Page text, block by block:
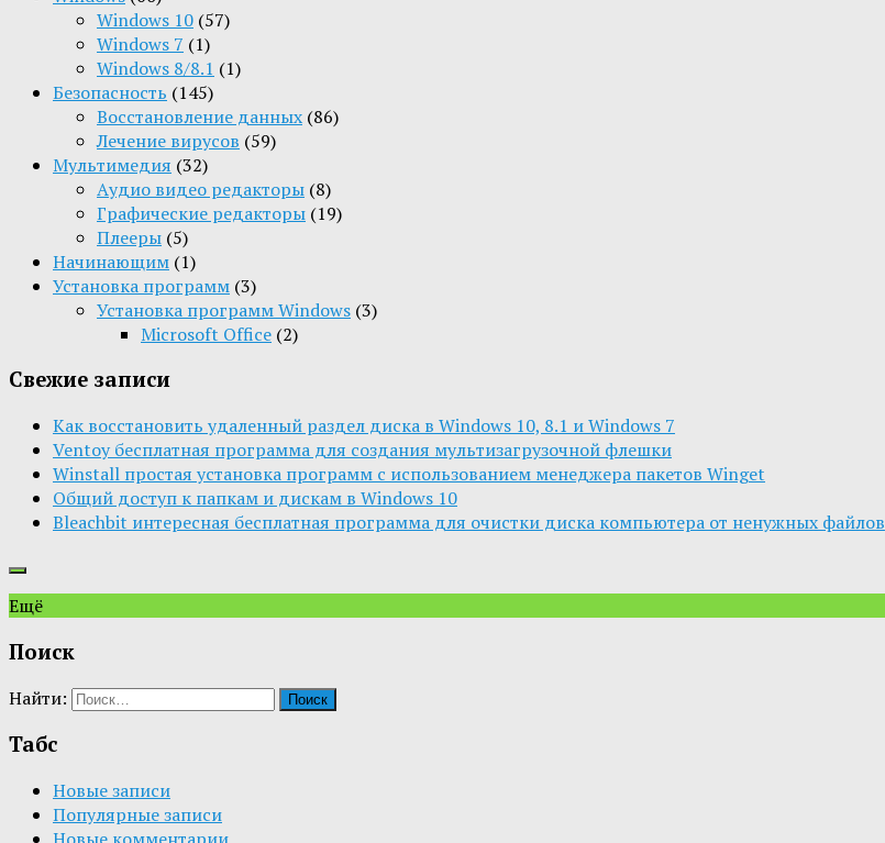
Windows 10 (57)
Windows 7 (1)
Windows 8/8.1 (1)
Безопасность (145)
Восстановление данных (86)
Лечение вирусов (59)
Мультимедия (32)
Aудио видео редакторы (8)
Графические редакторы (19)
Плееры (5)
Начинающим (1)
Установка программ (3)
Установка программ Windows (3)
Microsoft Office (2)
Свежие записи
Как восстановить удаленный раздел диска в Windows 10, 8.1 и Windows 7
Ventoy бесплатная программа для создания мультизагрузочной флешки
Winstall простая установка программ с использованием менеджера пакетов Winget
Общий доступ к папкам и дискам в Windows 10
Bleachbit интересная бесплатная программа для очистки диска компьютера от ненужных файлов
Ещё
Поиск
Найти:
Табс
Новые записи
Популярные записи